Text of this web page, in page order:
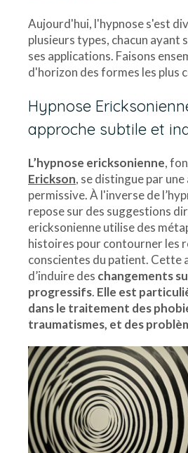
Aujourd'hui, l'hypnose s'est
plusieurs types, chacun ayant
ses applications. Faisons
d'horizon des formes les plus
Hypnose
approche subtile et
L’hypnose ericksonienne,
Erickson, se distingue par
permissive. À l'inverse de
repose sur des suggestions
ericksonienne utilise des
histoires pour contourner les
conscientes du patient. Cette
d’induire des changements
progressifs. Elle est
dans le traitement des
traumatismes, et des